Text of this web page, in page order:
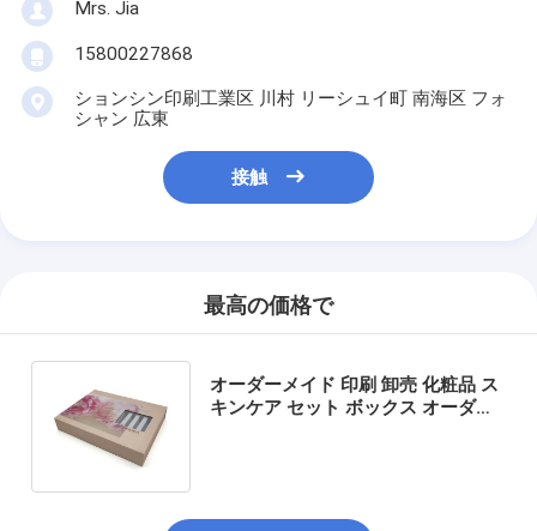
Mrs. Jia
15800227868
ションシン印刷工業区 川村 リーシュイ町 南海区 フォ
シャン 広東
接触
最高の価格で
オーダーメイド 印刷 卸売 化粧品 ス
キンケア セット ボックス オーダー